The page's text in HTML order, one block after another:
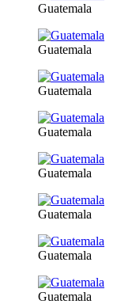
Guatemala
Guatemala
Guatemala
Guatemala
Guatemala
Guatemala
Guatemala
Guatemala